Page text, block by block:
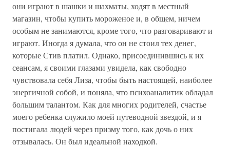
они играют в шашки и шахматы, ходят в местный
магазин, чтобы купить мороженое и, в общем, ничем
особым не занимаются, кроме того, что разговаривают и
играют. Иногда я думала, что он не стоил тех денег,
которые Стив платил. Однако, присоединившись к их
сеансам, я своими глазами увидела, как свободно
чувствовала себя Лиза, чтобы быть настоящей, наиболее
энергичной собой, и поняла, что психоаналитик обладал
большим талантом. Как для многих родителей, счастье
моего ребенка служило моей путеводной звездой, и я
постигала людей через призму того, как дочь о них
отзывалась. Он был идеальной находкой.